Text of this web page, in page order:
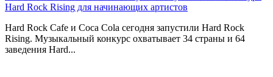
Hard Rock Rising для начинающих артистов
Hard Rock Cafe и Coca Cola сегодня запустили Hard Rock
Rising. Музыкальный конкурс охватывает 34 страны и 64
заведения Hard...